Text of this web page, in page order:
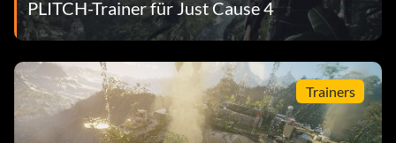
PLITCH-Trainer für Just Cause 4
Trainers